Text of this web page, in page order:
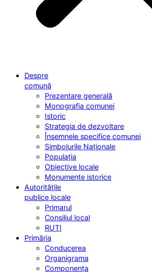
Despre
comună
Prezentare generală
Monografia comunei
Istoric
Strategia de dezvoltare
Însemnele specifice comunei
Simbolurile Naționale
Populația
Obiective locale
Monumente istorice
Autoritățile
publice locale
Primarul
Consiliul local
RUTI
Primăria
Conducerea
Organigrama
Componența